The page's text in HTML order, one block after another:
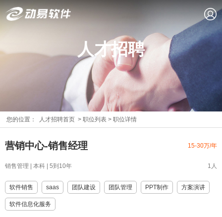
人才招聘
您的位置： 人才招聘首页 > 职位列表 > 职位详情
营销中心-销售经理 15-30万/年
销售管理 | 本科 | 5到10年 1人
软件销售 saas 团队建设 团队管理 PPT制作 方案演讲
软件信息化服务